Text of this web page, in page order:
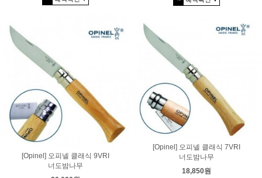
[Opinel] 오피넬 클래식 9VRI
너도밤나무
[Opinel] 오피넬 클래식 7VRI
너도밤나무
18,850원